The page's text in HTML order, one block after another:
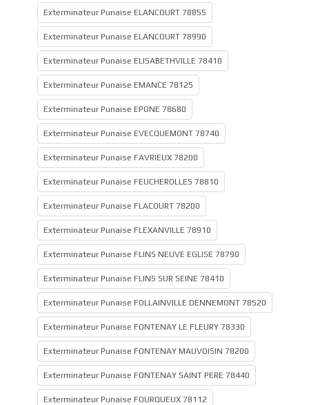
Exterminateur Punaise ELANCOURT 78855
Exterminateur Punaise ELANCOURT 78990
Exterminateur Punaise ELISABETHVILLE 78410
Exterminateur Punaise EMANCE 78125
Exterminateur Punaise EPONE 78680
Exterminateur Punaise EVECQUEMONT 78740
Exterminateur Punaise FAVRIEUX 78200
Exterminateur Punaise FEUCHEROLLES 78810
Exterminateur Punaise FLACOURT 78200
Exterminateur Punaise FLEXANVILLE 78910
Exterminateur Punaise FLINS NEUVE EGLISE 78790
Exterminateur Punaise FLINS SUR SEINE 78410
Exterminateur Punaise FOLLAINVILLE DENNEMONT 78520
Exterminateur Punaise FONTENAY LE FLEURY 78330
Exterminateur Punaise FONTENAY MAUVOISIN 78200
Exterminateur Punaise FONTENAY SAINT PERE 78440
Exterminateur Punaise FOURQUEUX 78112